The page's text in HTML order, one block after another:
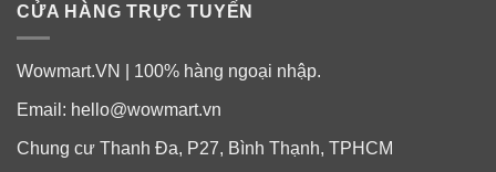
Hướng dẫn sử dụng dầu cá Blackmores
Odourless Fish Oil Mini Capsules
Bổ sung Omega 3:
Người lớn: Dùng2 viênmỗi ngày cùng với bữa ăn.
Hoặc dùng theo chỉ định của bác sĩ.
CỬA HÀNG TRỰC TUYẾN
Wowmart.VN | 100% hàng ngoại nhập.
Email: hello@wowmart.vn
Chung cư Thanh Đa, P27, Bình Thạnh, TPHCM